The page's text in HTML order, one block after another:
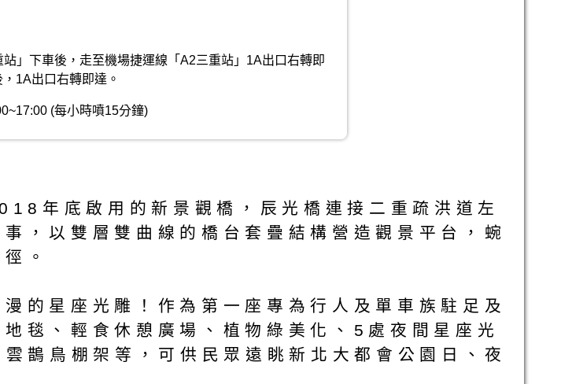
」下車後，走至機場捷運線「A2三重站」1A出口右轉即
1A出口右轉即達。
(每小時噴15分鐘)
年底啟用的新景觀橋，辰光橋連接二重疏洪道左
，以雙層雙曲線的橋台套疊結構營造觀景平台，蜿
。
的星座光雕！作為第一座專為行人及單車族駐足及
毯、輕食休憩廣場、植物綠美化、5處夜間星座光
鵲鳥棚架等，可供民眾遠眺新北大都會公園日、夜